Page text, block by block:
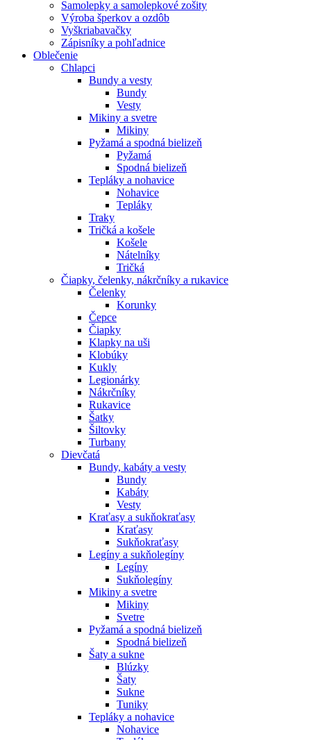
Samolepky a samolepkové zošity
Výroba šperkov a ozdôb
Vyškriabavačky
Zápisníky a pohľadnice
Oblečenie
Chlapci
Bundy a vesty
Bundy
Vesty
Mikiny a svetre
Mikiny
Pyžamá a spodná bielizeň
Pyžamá
Spodná bielizeň
Tepláky a nohavice
Nohavice
Tepláky
Traky
Tričká a košele
Košele
Nátelníky
Tričká
Čiapky, čelenky, nákrčníky a rukavice
Čelenky
Korunky
Čepce
Čiapky
Klapky na uši
Klobúky
Kukly
Legionárky
Nákrčníky
Rukavice
Šatky
Šiltovky
Turbany
Dievčatá
Bundy, kabáty a vesty
Bundy
Kabáty
Vesty
Kraťasy a sukňokraťasy
Kraťasy
Sukňokraťasy
Legíny a sukňolegíny
Legíny
Sukňolegíny
Mikiny a svetre
Mikiny
Svetre
Pyžamá a spodná bielizeň
Spodná bielizeň
Šaty a sukne
Blúzky
Šaty
Sukne
Tuniky
Tepláky a nohavice
Nohavice